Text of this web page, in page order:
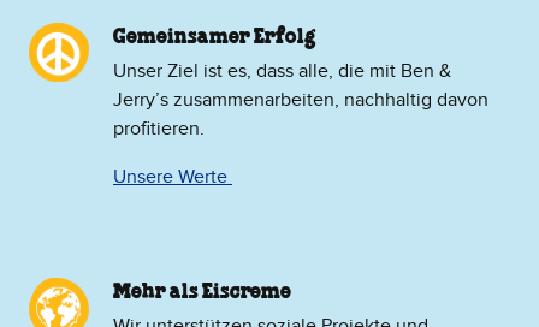
Gemeinsamer Erfolg
Unser Ziel ist es, dass alle, die mit Ben &
Jerry’s zusammenarbeiten, nachhaltig davon
profitieren.
Unsere Werte
Mehr als Eiscreme